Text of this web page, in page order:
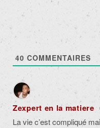
40 COMMENTAIRES
Zexpert en la matiere
La vie c’est compliqué